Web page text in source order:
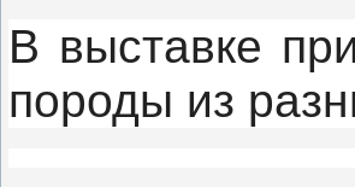
В выставке
породы из